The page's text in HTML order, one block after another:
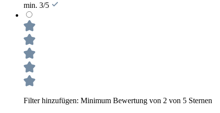
min. 3/5
Filter hinzufügen: Minimum Bewertung von 2 von 5 Sternen